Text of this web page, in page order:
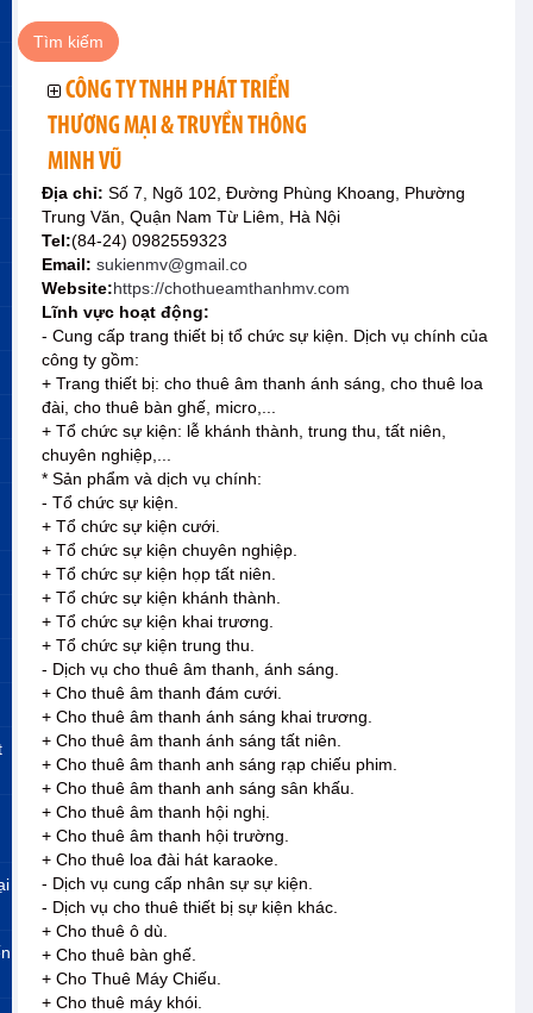
CÔNG TY TNHH PHÁT TRIỂN
THƯƠNG MẠI & TRUYỀN THÔNG
MINH VŨ
Địa chỉ: Số 7, Ngõ 102, Đường Phùng Khoang, Phường
Trung Văn, Quận Nam Từ Liêm, Hà Nội
Tel:(84-24) 0982559323
Email: sukienmv@gmail.co
Website:https://chothueamthanhmv.com
Lĩnh vực hoạt động:
- Cung cấp trang thiết bị tổ chức sự kiện. Dịch vụ chính của
công ty gồm:
+ Trang thiết bị: cho thuê âm thanh ánh sáng, cho thuê loa
đài, cho thuê bàn ghế, micro,...
+ Tổ chức sự kiện: lễ khánh thành, trung thu, tất niên,
chuyên nghiệp,...
* Sản phẩm và dịch vụ chính:
- Tổ chức sự kiện.
+ Tổ chức sự kiện cưới.
+ Tổ chức sự kiện chuyên nghiệp.
+ Tổ chức sự kiện họp tất niên.
+ Tổ chức sự kiện khánh thành.
+ Tổ chức sự kiện khai trương.
+ Tổ chức sự kiện trung thu.
- Dịch vụ cho thuê âm thanh, ánh sáng.
+ Cho thuê âm thanh đám cưới.
+ Cho thuê âm thanh ánh sáng khai trương.
+ Cho thuê âm thanh ánh sáng tất niên.
+ Cho thuê âm thanh anh sáng rạp chiếu phim.
+ Cho thuê âm thanh anh sáng sân khấu.
+ Cho thuê âm thanh hội nghị.
+ Cho thuê âm thanh hội trường.
+ Cho thuê loa đài hát karaoke.
- Dịch vụ cung cấp nhân sự sự kiện.
- Dịch vụ cho thuê thiết bị sự kiện khác.
+ Cho thuê ô dù.
+ Cho thuê bàn ghế.
+ Cho Thuê Máy Chiếu.
+ Cho thuê máy khói.